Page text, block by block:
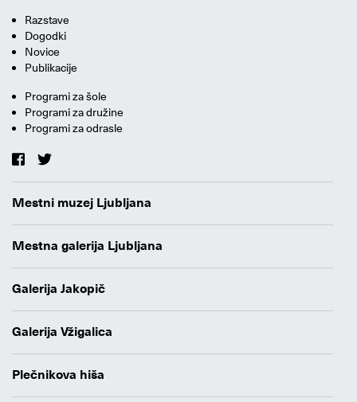
Razstave
Dogodki
Novice
Publikacije
Programi za šole
Programi za družine
Programi za odrasle
Mestni muzej Ljubljana
Mestna galerija Ljubljana
Galerija Jakopič
Galerija Vžigalica
Plečnikova hiša